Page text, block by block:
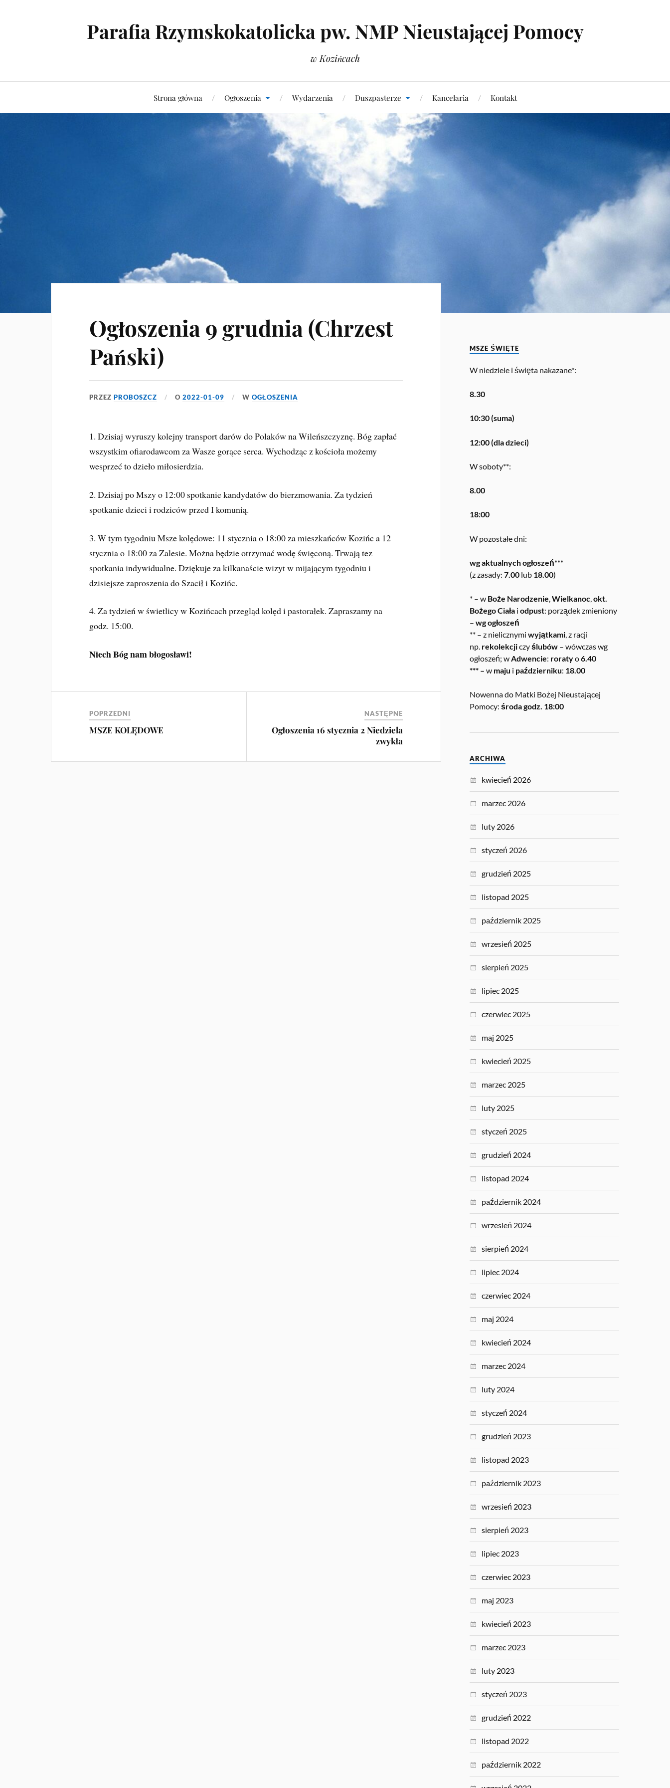
Parafia Rzymskokatolicka pw. NMP Nieustającej Pomocy
w Kozińcach
Strona główna Ogłoszenia Wydarzenia Duszpasterze Kancelaria Kontakt
Ogłoszenia 9 grudnia (Chrzest
Pański)
PRZEZPROBOSZCZ O2022-01-09 WOGŁOSZENIA
1. Dzisiaj wyruszy kolejny transport darów do Polaków na Wileńszczyznę. Bóg zapłać
wszystkim ofiarodawcom za Wasze gorące serca. Wychodząc z kościoła możemy
wesprzeć to dzieło miłosierdzia.
2. Dzisiaj po Mszy o 12:00 spotkanie kandydatów do bierzmowania. Za tydzień
spotkanie dzieci i rodziców przed I komunią.
3. W tym tygodniu Msze kolędowe: 11 stycznia o 18:00 za mieszkańców Kozińc a 12
stycznia o 18:00 za Zalesie. Można będzie otrzymać wodę święconą. Trwają tez
spotkania indywidualne. Dziękuje za kilkanaście wizyt w mijającym tygodniu i
dzisiejsze zaproszenia do Szacił i Kozińc.
4. Za tydzień w świetlicy w Kozińcach przegląd kolęd i pastorałek. Zapraszamy na
godz. 15:00.
Niech Bóg nam błogosławi!
POPRZEDNI
MSZE KOLĘDOWE
NASTĘPNE
Ogłoszenia 16 stycznia 2 Niedziela
zwykła
MSZE ŚWIĘTE
W niedziele i święta nakazane*:
8.30
10:30 (suma)
12:00 (dla dzieci)
W soboty**:
8.00
18:00
W pozostałe dni:
wg aktualnych ogłoszeń***
(z zasady:7.00 lub 18.00)
* – w Boże Narodzenie,Wielkanoc,okt.
Bożego Ciała iodpust: porządek zmieniony
–wg ogłoszeń
** – z nielicznymiwyjątkami, z racji
np. rekolekcjiczyślubów – wówczas wg
ogłoszeń; wAdwencie: roratyo6.40
*** –w maju i październiku: 18.00
Nowenna do Matki Bożej Nieustającej
Pomocy:środa godz. 18:00
ARCHIWA
kwiecień 2026
marzec 2026
luty 2026
styczeń 2026
grudzień 2025
listopad 2025
październik 2025
wrzesień 2025
sierpień 2025
lipiec 2025
czerwiec 2025
maj 2025
kwiecień 2025
marzec 2025
luty 2025
styczeń 2025
grudzień 2024
listopad 2024
październik 2024
wrzesień 2024
sierpień 2024
lipiec 2024
czerwiec 2024
maj 2024
kwiecień 2024
marzec 2024
luty 2024
styczeń 2024
grudzień 2023
listopad 2023
październik 2023
wrzesień 2023
sierpień 2023
lipiec 2023
czerwiec 2023
maj 2023
kwiecień 2023
marzec 2023
luty 2023
styczeń 2023
grudzień 2022
listopad 2022
październik 2022